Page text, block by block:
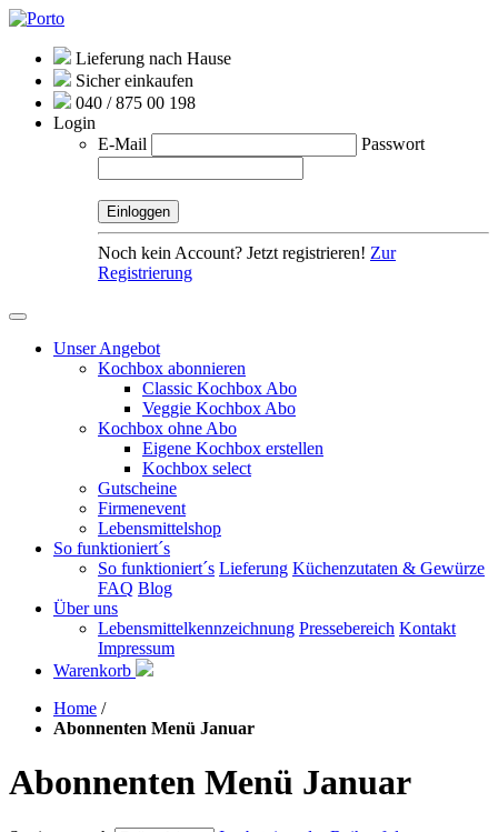
Lieferung nach Hause
Sicher einkaufen
040 / 875 00 198
Login
E-Mail
Passwort
Noch kein Account? Jetzt registrieren! Zur
Registrierung
Unser Angebot
Kochbox abonnieren
Classic Kochbox Abo
Veggie Kochbox Abo
Kochbox ohne Abo
Eigene Kochbox erstellen
Kochbox select
Gutscheine
Firmenevent
Lebensmittelshop
So funktioniert´s
So funktioniert´s Lieferung Küchenzutaten & Gewürze
FAQ Blog
Über uns
Lebensmittelkennzeichnung Pressebereich Kontakt
Impressum
Warenkorb
Home /
Abonnenten Menü Januar
Abonnenten Menü Januar